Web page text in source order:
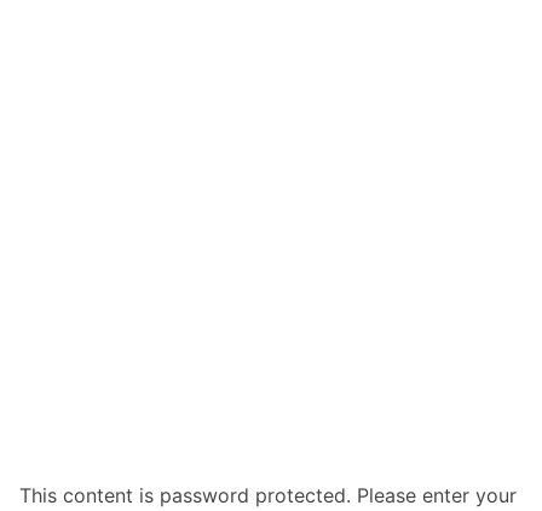
This content is password protected. Please enter your